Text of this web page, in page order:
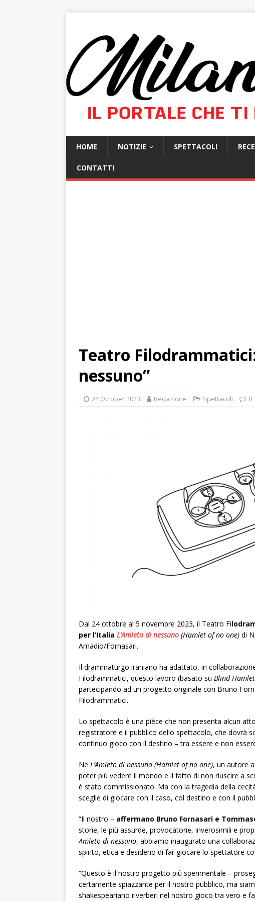
HOME NOTIZIE SPETTACOLI
CONTATTI
Teatro
nessuno”
24 October 2023 Redazione Spettacoli 0
Dal 24 ottobre al 5 novembre 2023, il Teatro Fi
per l’Italia L’Amleto di nessuno (Hamlet of no one) di
Amadio/Fornasari.
Il drammaturgo iraniano ha adattato, in
Filodrammatici, questo lavoro (basato su Blind Hamlet
partecipando ad un progetto originale con Bruno
Filodrammatici.
Lo spettacolo è una pièce che non presenta alcun
registratore e il pubblico dello spettacolo, che dovrà
continuo gioco con il destino – tra essere e non
Ne L’Amleto di nessuno (Hamlet of no one), un autore
poter più vedere il mondo e il fatto di non riuscire a
è stato commissionato. Ma con la tragedia della
sceglie di giocare con il caso, col destino e con il
“Il nostro – affermano Bruno Fornasari e
storie, le più assurde, provocatorie, inverosimili e
Amleto di nessuno, abbiamo inaugurato una
spirito, etica e desiderio di far giocare lo spettatore
“Questo è il nostro progetto più sperimentale –
certamente spiazzante per il nostro pubblico, ma
shakespeariano riverberi nel nostro gioco tra vero e